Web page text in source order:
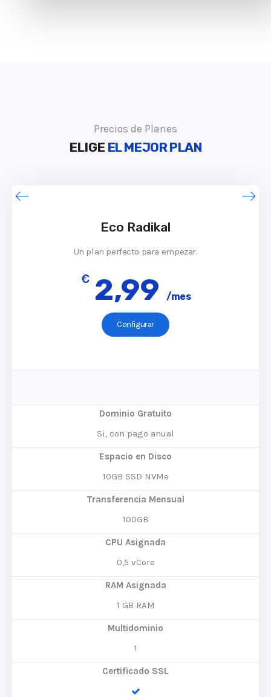
Precios de Planes
ELIGE EL MEJOR PLAN
Eco Radikal
Un plan perfecto para empezar.
€2,99/mes
Configurar
Dominio Gratuito
Si, con pago anual
Espacio en Disco
10GB SSD NVMe
Transferencia Mensual
100GB
CPU Asignada
0,5 vCore
RAM Asignada
1 GB RAM
Multidominio
1
Certificado SSL